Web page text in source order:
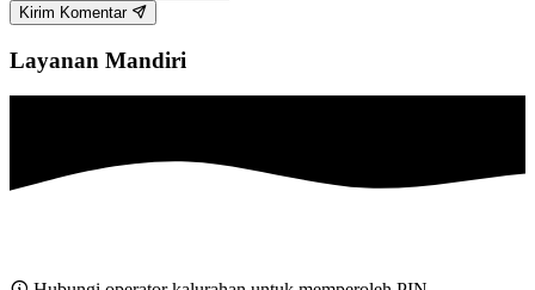
Kirim Komentar
Layanan Mandiri